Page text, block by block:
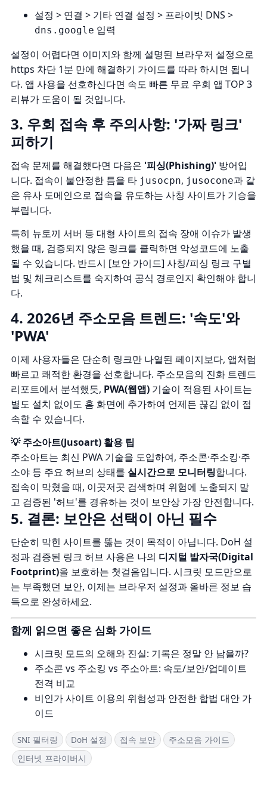
설정 > 연결 > 기타 연결 설정 > 프라이빗 DNS >
dns.google 입력
설정이 어렵다면 이미지와 함께 설명된 브라우저 설정으로
https 차단 1분 만에 해결하기 가이드를 따라 하시면 됩니
다. 앱 사용을 선호하신다면 속도 빠른 무료 우회 앱 TOP 3
리뷰가 도움이 될 것입니다.
3. 우회 접속 후 주의사항: '가짜 링크'
피하기
접속 문제를 해결했다면 다음은 '피싱(Phishing)' 방어입
니다. 접속이 불안정한 틈을 타 jusocpn, jusocone과 같
은 유사 도메인으로 접속을 유도하는 사칭 사이트가 기승을
부립니다.
특히 뉴토끼 서버 등 대형 사이트의 접속 장애 이슈가 발생
했을 때, 검증되지 않은 링크를 클릭하면 악성코드에 노출
될 수 있습니다. 반드시 [보안 가이드] 사칭/피싱 링크 구별
법 및 체크리스트를 숙지하여 공식 경로인지 확인해야 합니
다.
4. 2026년 주소모음 트렌드: '속도'와
'PWA'
이제 사용자들은 단순히 링크만 나열된 페이지보다, 앱처럼
빠르고 쾌적한 환경을 선호합니다. 주소모음의 진화 트렌드
리포트에서 분석했듯, PWA(웹앱) 기술이 적용된 사이트는
별도 설치 없이도 홈 화면에 추가하여 언제든 끊김 없이 접
속할 수 있습니다.
💡 주소아트(Jusoart) 활용 팁
주소아트는 최신 PWA 기술을 도입하여, 주소콘·주소킹·주
소야 등 주요 허브의 상태를 실시간으로 모니터링합니다.
접속이 막혔을 때, 이곳저곳 검색하며 위험에 노출되지 말
고 검증된 '허브'를 경유하는 것이 보안상 가장 안전합니다.
5. 결론: 보안은 선택이 아닌 필수
단순히 막힌 사이트를 뚫는 것이 목적이 아닙니다. DoH 설
정과 검증된 링크 허브 사용은 나의 디지털 발자국(Digital
Footprint)을 보호하는 첫걸음입니다. 시크릿 모드만으로
는 부족했던 보안, 이제는 브라우저 설정과 올바른 정보 습
득으로 완성하세요.
함께 읽으면 좋은 심화 가이드
시크릿 모드의 오해와 진실: 기록은 정말 안 남을까?
주소콘 vs 주소킹 vs 주소아트: 속도/보안/업데이트
전격 비교
비인가 사이트 이용의 위험성과 안전한 합법 대안 가
이드
SNI 필터링 DoH 설정 접속 보안
주소모음 가이드
인터넷 프라이버시